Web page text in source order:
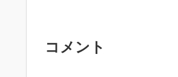
コメント